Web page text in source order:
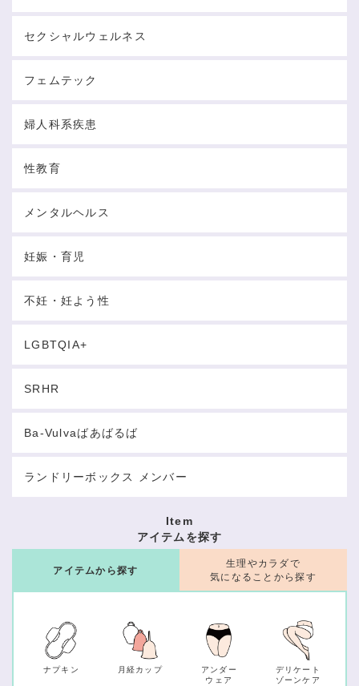
セクシャルウェルネス
フェムテック
婦人科系疾患
性教育
メンタルヘルス
妊娠・育児
不妊・妊よう性
LGBTQIA+
SRHR
Ba-Vulvaばあばるば
ランドリーボックス メンバー
Item
アイテムを探す
アイテムから探す
ナプキン 月経カップ
アンダー
ウェア
デリケート
ゾーンケア
生理やカラダで
気になることから探す